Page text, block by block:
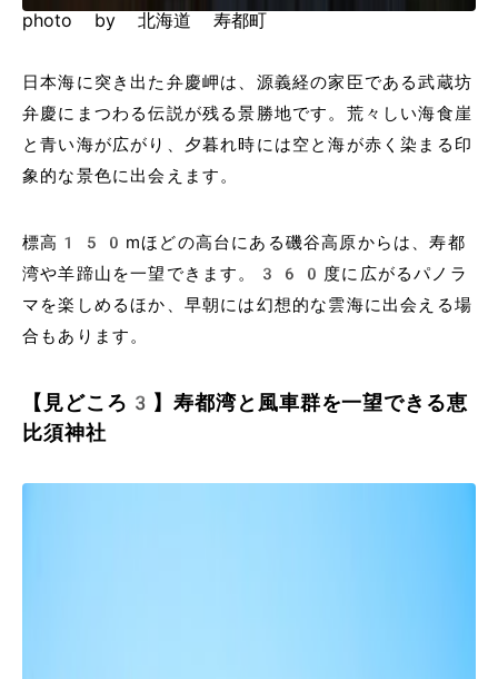
photo by 北海道 寿都町
日本海に突き出た弁慶岬は、源義経の家臣である武蔵坊
弁慶にまつわる伝説が残る景勝地です。荒々しい海食崖
と青い海が広がり、夕暮れ時には空と海が赤く染まる印
象的な景色に出会えます。
標高150mほどの高台にある磯谷高原からは、寿都
湾や羊蹄山を一望できます。360度に広がるパノラ
マを楽しめるほか、早朝には幻想的な雲海に出会える場
合もあります。
【見どころ3】寿都湾と風車群を一望できる恵
比須神社